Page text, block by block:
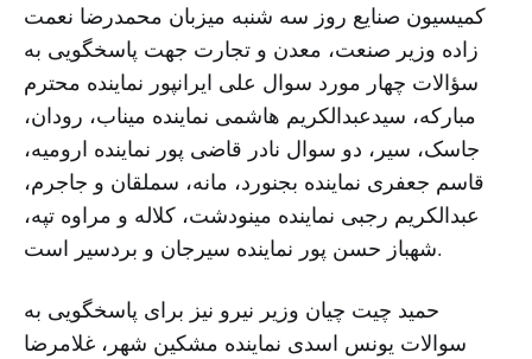
کمیسیون صنایع روز سه شنبه میزبان محمدرضا نعمت
زاده وزیر صنعت، معدن و تجارت جهت پاسخگویی به
سؤالات چهار مورد سوال علی ایرانپور نماینده محترم
مبارکه، سیدعبدالکریم هاشمی نماینده میناب، رودان،
جاسک، سیر، دو سوال نادر قاضی پور نماینده ارومیه،
قاسم جعفری نماینده بجنورد، مانه، سملقان و جاجرم،
عبدالکریم رجبی نماینده مینودشت، کلاله و مراوه تپه،
شهباز حسن پور نماینده سیرجان و بردسیر است.
حمید چیت چیان وزیر نیرو نیز برای پاسخگویی به
سوالات یونس اسدی نماینده مشکین شهر، غلامرضا